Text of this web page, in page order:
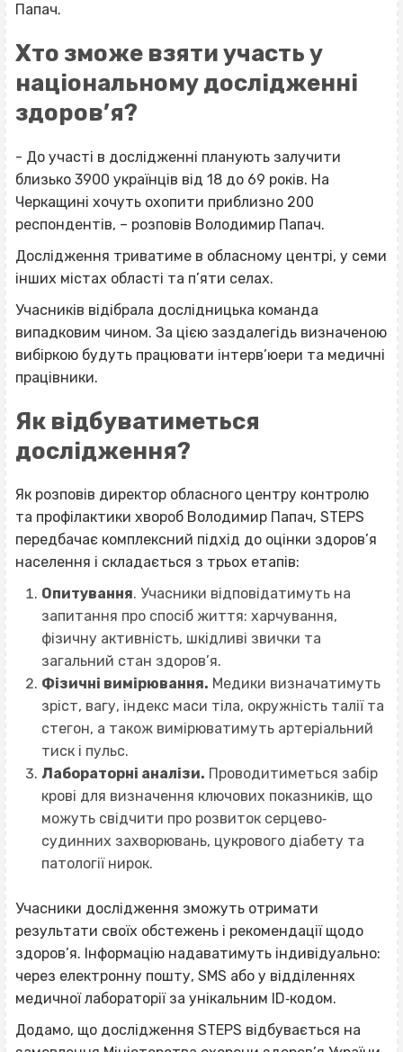
Папач.
Хто зможе взяти участь у
національному дослідженні
здоров’я?
- До участі в дослідженні планують залучити
близько 3900 українців від 18 до 69 років. На
Черкащині хочуть охопити приблизно 200
респондентів, – розповів Володимир Папач.
Дослідження триватиме в обласному центрі, у семи
інших містах області та п’яти селах.
Учасників відібрала дослідницька команда
випадковим чином. За цією заздалегідь визначеною
вибіркою будуть працювати інтерв’юери та медичні
працівники.
Як відбуватиметься
дослідження?
Як розповів директор обласного центру контролю
та профілактики хвороб Володимир Папач, STEPS
передбачає комплексний підхід до оцінки здоров’я
населення і складається з трьох етапів:
Опитування. Учасники відповідатимуть на
запитання про спосіб життя: харчування,
фізичну активність, шкідливі звички та
загальний стан здоров’я.
Фізичні вимірювання. Медики визначатимуть
зріст, вагу, індекс маси тіла, окружність талії та
стегон, а також вимірюватимуть артеріальний
тиск і пульс.
Лабораторні аналізи. Проводитиметься забір
крові для визначення ключових показників, що
можуть свідчити про розвиток серцево‐
судинних захворювань, цукрового діабету та
патології нирок.
Учасники дослідження зможуть отримати
результати своїх обстежень і рекомендації щодо
здоров’я. Інформацію надаватимуть індивідуально:
через електронну пошту, SMS або у відділеннях
медичної лабораторії за унікальним ID‐кодом.
Додамо, що дослідження STEPS відбувається на